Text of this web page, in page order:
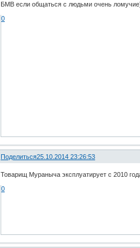
БМВ если общаться с людьми очень
0
Поделиться25.10.2014 23:26:53
Товарищ Мураныча эксплуатирует с 2010
0